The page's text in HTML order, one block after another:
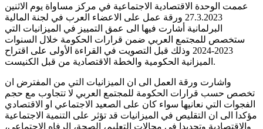
عممت الوحدة الاقتصادية الاجتماعية في مركز مساواة يوم الاثنين
27.3.2023 ورقة عمل على الاعضاء العرب في لجنة المالية
البرلمانية أشارت فيها الى عمق التمييز في الميزانيات التي
ستخصص للمجتمع العربي ضمن قرارات الحكومة خلال السنوات
2023-2024 وذلك قبل التصويت في القراءة الأولى على اقتراح
الميزانية الحكومية والخطة الاقتصادية من قبل الكنيست.
واشارت ورقة العمل الى ان الميزانيات التي من المفترض ان
تخصص حسب قرارات الحكومة للمجتمع العربي لا تتجاوب مع حجم
الفجوات التي نعانيها سواء كان على الصعيد الاجتماعي او الاقتصادي
مؤكدا الى ان التقليص في الميزانيات قد تؤثر على التنمية الاجتماعية
والاقتصادية وتحديدا في مجالات التعليم، الصحة، الرفاه الاجتماعي،